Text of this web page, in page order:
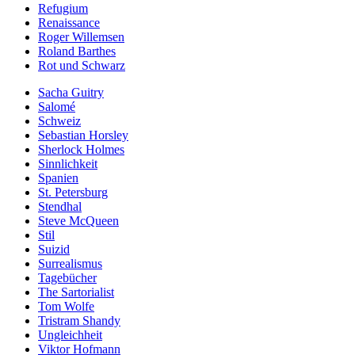
Refugium
Renaissance
Roger Willemsen
Roland Barthes
Rot und Schwarz
Sacha Guitry
Salomé
Schweiz
Sebastian Horsley
Sherlock Holmes
Sinnlichkeit
Spanien
St. Petersburg
Stendhal
Steve McQueen
Stil
Suizid
Surrealismus
Tagebücher
The Sartorialist
Tom Wolfe
Tristram Shandy
Ungleichheit
Viktor Hofmann